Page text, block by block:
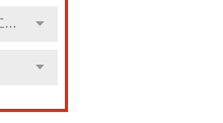
承装修试电力设施施工机具